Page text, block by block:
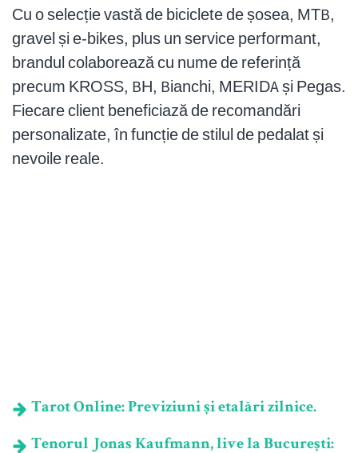
Cu o selecție vastă de biciclete de șosea, MTB,
gravel și e-bikes, plus un service performant,
brandul colaborează cu nume de referință
precum KROSS, BH, Bianchi, MERIDA și Pegas.
Fiecare client beneficiază de recomandări
personalizate, în funcție de stilul de pedalat și
nevoile reale.
Tarot Online: Previziuni și etalări zilnice.
Tenorul Jonas Kaufmann, live la București: